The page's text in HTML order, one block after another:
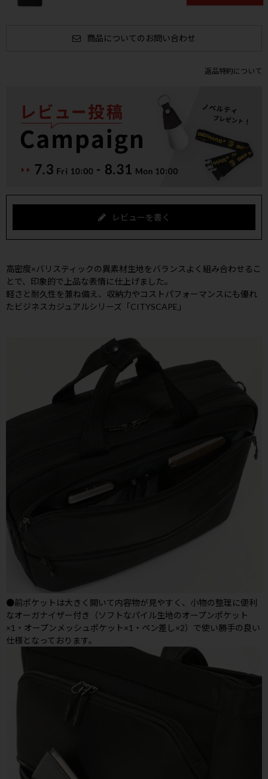
商品についてのお問い合わせ
返品特約について
レビューを書く
高密度×バリスティックの異素材生地をバランスよく組み合わせるこ
とで、印象的で上品な表情に仕上げました。
軽さと耐久性を兼ね備え、収納力やコストパフォーマンスにも優れ
たビジネスカジュアルシリーズ「CITYSCAPE」
●前ポケットは大きく開いて内容物が見やすく、小物の整理に便利
なオーガナイザー付き（ソフトなパイル生地のオープンポケット
×1・オープンメッシュポケット×1・ペン差し×2）で使い勝手の良い
仕様となっております。